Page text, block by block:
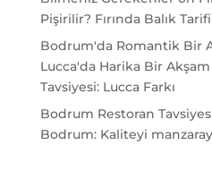
Pişirilir? Fırında Balık Tarifi
Bodrum'da Romantik Bir
Lucca'da Harika Bir Akşam
Tavsiyesi: Lucca Farkı
Bodrum Restoran
Bodrum: Kaliteyi